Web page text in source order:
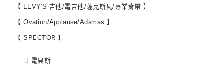
【 LEVY'S 吉他/電吉他/薩克斯風/專業背帶 】
【 Ovation/Applause/Adamas 】
【 SPECTOR 】
電貝斯